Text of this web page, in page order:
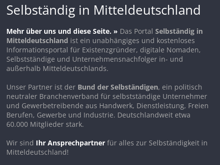
Selbständig in Mitteldeutschland
Mehr über uns und diese Seite. » Das PortalSelbständig in
Mitteldeutschland ist ein unabhängiges und kostenloses
Informationsportal für Existenzgründer, digitale Nomaden,
Selbstständige und Unternehmensnachfolger in- und
außerhalb Mitteldeutschlands.
Unser Partner ist der Bund der Selbständigen, ein politisch
neutraler Branchenverband für selbstständige Unternehmer
und Gewerbetreibende aus Handwerk, Dienstleistung, Freien
Berufen, Gewerbe und Industrie. Deutschlandweit etwa
60.000 Mitglieder stark.
Wir sind Ihr Ansprechpartner für alles zur Selbständigkeit in
Mitteldeutschland!